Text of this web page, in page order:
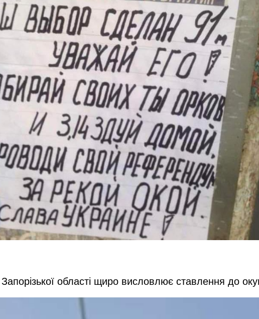
області щиро висловлює ставлення до